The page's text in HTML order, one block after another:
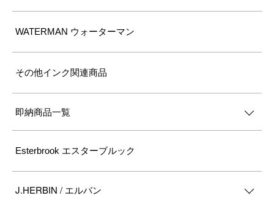
WATERMAN ウォーターマン
その他インク関連商品
即納商品一覧
Esterbrook エスターブルック
J.HERBIN / エルバン